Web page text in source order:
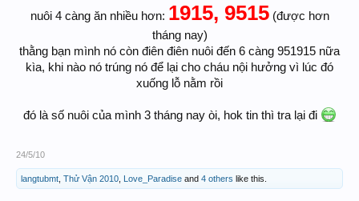
nuôi 4 càng ăn nhiều hơn: 1915, 9515(được hơn
tháng nay)
thằng bạn mình nó còn điên điên nuôi đến 6 càng 951915 nữa
kìa, khi nào nó trúng nó để lại cho cháu nội hưởng vì lúc đó
xuống lỗ nằm rồi
đó là số nuôi của mình 3 tháng nay òi, hok tin thì tra lại đi
24/5/10
langtubmt Thử Vận 2010 Love_Paradise and 4 others like this.